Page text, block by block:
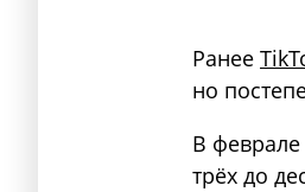
Ранее
но
В феврале
трёх до